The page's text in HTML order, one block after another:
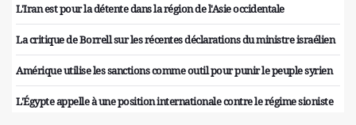
L'Iran est pour la détente dans la région de l'Asie occidentale
La critique de Borrell sur les récentes déclarations du ministre israélien
Amérique utilise les sanctions comme outil pour punir le peuple syrien
L'Égypte appelle à une position internationale contre le régime sioniste